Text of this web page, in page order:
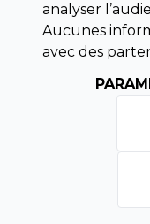
Droit de
Conditions
Mentions légales
Horaires
analyser
Aucunes
avec des